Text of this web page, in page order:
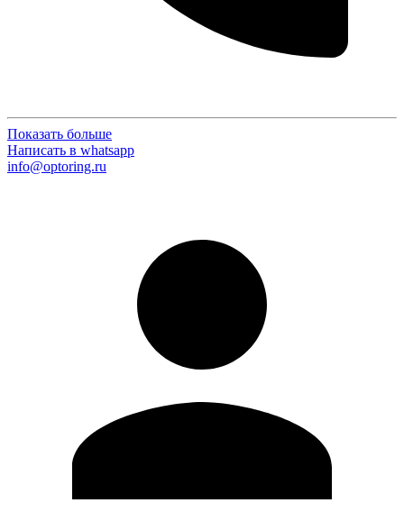
Показать больше
Написать в whatsapp
info@optoring.ru